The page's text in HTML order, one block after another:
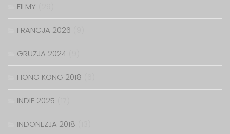
FILMY
FRANCJA 2026
GRUZJA 2024
HONG KONG 2018
INDIE 2025
INDONEZJA 2018